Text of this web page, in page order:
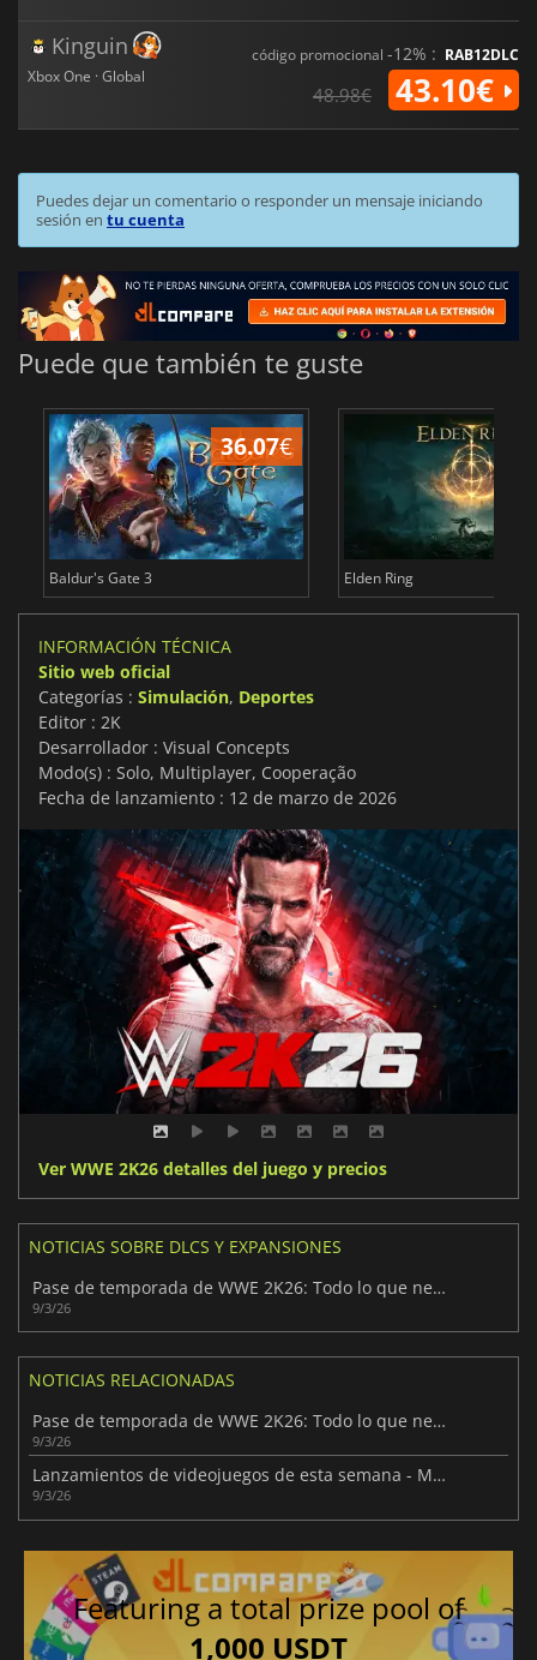
Kinguin
Xbox One · Global
código promocional -12% : RAB12DLC
48.98€ 43.10€
Puedes dejar un comentario o responder un mensaje iniciando
sesión en tu cuenta
Puede que también te guste
36.07€
Baldur's Gate 3 Elden Ring
INFORMACIÓN TÉCNICA
Sitio web oficial
Categorías : Simulación, Deportes
Editor : 2K
Desarrollador : Visual Concepts
Modo(s) : Solo, Multiplayer, Cooperação
Fecha de lanzamiento : 12 de marzo de 2026
Ver WWE 2K26 detalles del juego y precios
NOTICIAS SOBRE DLCS Y EXPANSIONES
Pase de temporada de WWE 2K26: Todo lo que necesitas saber
9/3/26
NOTICIAS RELACIONADAS
Pase de temporada de WWE 2K26: Todo lo que necesitas saber
9/3/26
Lanzamientos de videojuegos de esta semana - Marzo 2026 (Semana 11)
9/3/26
Featuring a total prize pool of
1,000 USDT